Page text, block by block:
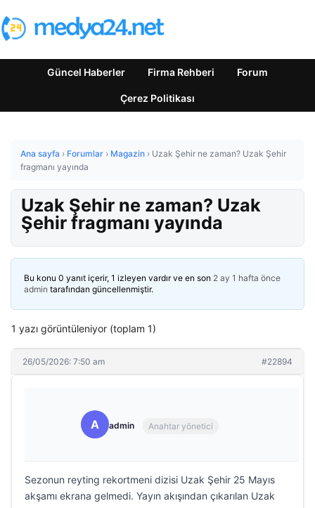
Güncel Haberler Firma Rehberi Forum
Çerez Politikası
Ana sayfa › Forumlar › Magazin › Uzak Şehir ne zaman? Uzak Şehir
fragmanı yayında
Uzak Şehir ne zaman? Uzak
Şehir fragmanı yayında
Bu konu 0 yanıt içerir, 1 izleyen vardır ve en son 2 ay 1 hafta önce
admin tarafından güncellenmiştir.
1 yazı görüntüleniyor (toplam 1)
26/05/2026: 7:50 am #22894
A admin Anahtar yönetici
Sezonun reyting rekortmeni dizisi Uzak Şehir 25 Mayıs
akşamı ekrana gelmedi. Yayın akışından çıkarılan Uzak